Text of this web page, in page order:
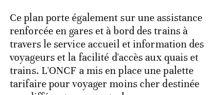
Ce plan porte également sur une assistance
renforcée en gares et à bord des trains à
travers le service accueil et information des
voyageurs et la facilité d'accès aux quais et
trains. L'ONCF a mis en place une palette
tarifaire pour voyager moins cher destinée